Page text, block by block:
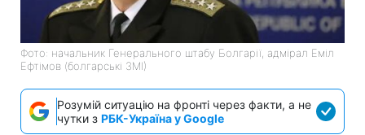
Фото: начальник Генерального штабу Болгарії, адмірал Еміл
Ефтімов (болгарські ЗМІ)
Розумій ситуацію на фронті через факти, а не
чутки з РБК-Україна у Google